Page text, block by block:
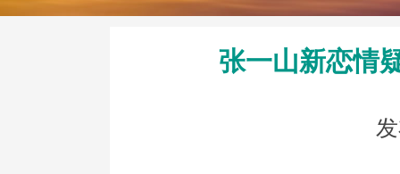
张一山新恋情